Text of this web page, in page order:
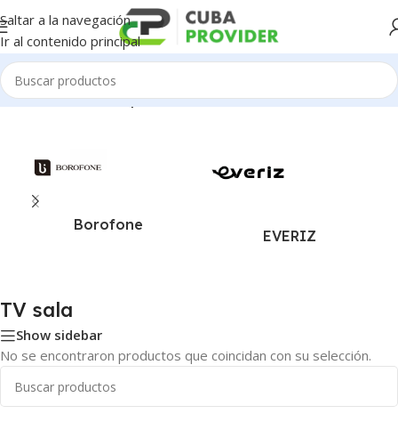
Saltar a la navegación
Ir al contenido principal
Inicio/Productos etiquetados como “TV sala”
Borofone
EVERIZ
TV sala
Show sidebar
No se encontraron productos que coincidan con su selección.